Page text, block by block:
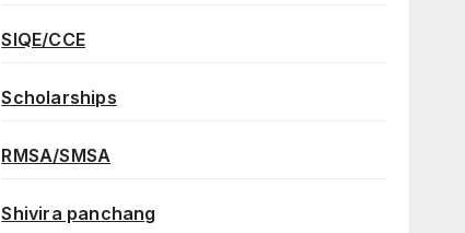
SIQE/CCE
Scholarships
RMSA/SMSA
Shivira panchang